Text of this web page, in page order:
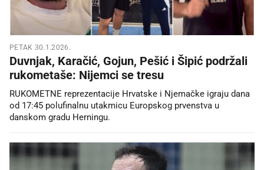
PETAK 30.1.2026.
Duvnjak, Karačić, Gojun, Pešić i Šipić podržali
rukometaše: Nijemci se tresu
RUKOMETNE reprezentacije Hrvatske i Njemačke igraju dana
od 17:45 polufinalnu utakmicu Europskog prvenstva u
danskom gradu Herningu.